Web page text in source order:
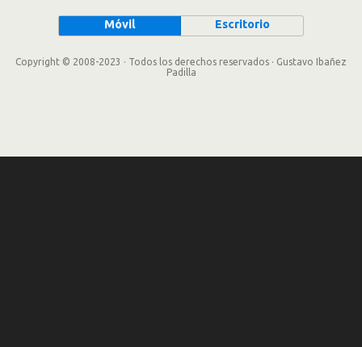
Móvil Escritorio
Copyright © 2008-2023 · Todos los derechos reservados · Gustavo Ibañez
Padilla